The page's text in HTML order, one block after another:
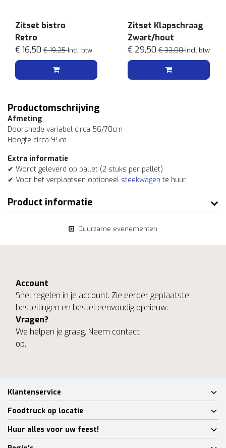
Zitset bistro
Retro
€ 16,50 € 19,25Incl. btw
Zitset Klapschraag
Zwart/hout
€ 29,50 € 33,00Incl. btw
Productomschrijving
Afmeting
Doorsnede variabel circa 56/70cm
Hoogte circa 95m
Extra informatie
✔ Wordt geleverd op pallet (2 stuks per pallet)
✔ Voor het verplaatsen optioneel steekwagen te huur
Product informatie
Duurzame evenementen
Account
Snel regelen in je account. Zie eerder geplaatste
bestellingen en bestel eenvoudig opnieuw.
Vragen?
We helpen je graag. Neem contact
op.
Klantenservice
Foodtruck op locatie
Huur alles voor uw feest!